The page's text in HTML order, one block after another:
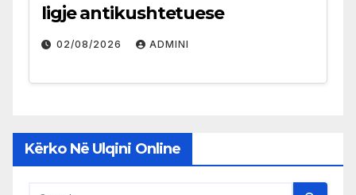
ligje antikushtetuese
02/08/2026 ADMINI
Kërko Në Ulqini Online